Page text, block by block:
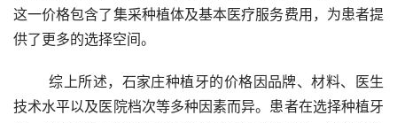
这一价格包含了集采种植体及基本医疗服务费用，为患者提
供了更多的选择空间。
	综上所述，石家庄种植牙的价格因品牌、材料、医生
技术水平以及医院档次等多种因素而异。患者在选择种植牙